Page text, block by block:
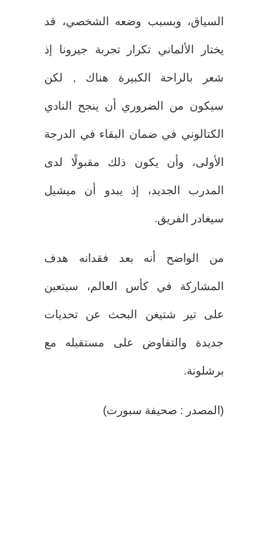
السياق، وبسبب وضعه الشخصي، قد
يختار الألماني تكرار تجربة جيرونا إذ
شعر بالراحة الكبيرة هناك , لكن
سيكون من الضروري أن ينجح النادي
الكتالوني في ضمان البقاء في الدرجة
الأولى، وأن يكون ذلك مقبولًا لدى
المدرب الجديد، إذ يبدو أن ميشيل
سيغادر الفريق.
من الواضح أنه بعد فقدانه هدف
المشاركة في كأس العالم، سيتعين
على تير شتيغن البحث عن تحديات
جديدة والتفاوض على مستقبله مع
برشلونة.
(المصدر : صحيفة سبورت)